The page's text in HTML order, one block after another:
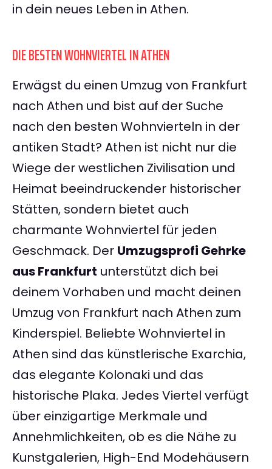
in dein neues Leben in Athen.
DIE BESTEN WOHNVIERTEL IN ATHEN
Erwägst du einen Umzug von Frankfurt
nach Athen und bist auf der Suche
nach den besten Wohnvierteln in der
antiken Stadt? Athen ist nicht nur die
Wiege der westlichen Zivilisation und
Heimat beeindruckender historischer
Stätten, sondern bietet auch
charmante Wohnviertel für jeden
Geschmack. Der Umzugsprofi Gehrke
aus Frankfurt unterstützt dich bei
deinem Vorhaben und macht deinen
Umzug von Frankfurt nach Athen zum
Kinderspiel. Beliebte Wohnviertel in
Athen sind das künstlerische Exarchia,
das elegante Kolonaki und das
historische Plaka. Jedes Viertel verfügt
über einzigartige Merkmale und
Annehmlichkeiten, ob es die Nähe zu
Kunstgalerien, High-End Modehäusern